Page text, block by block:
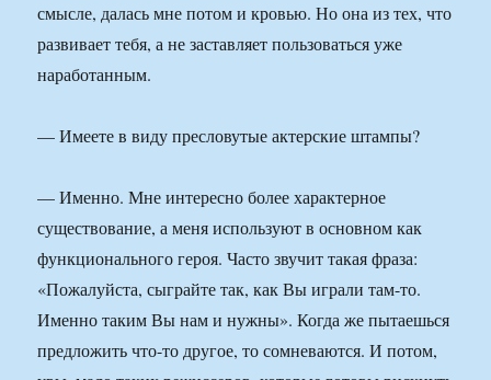
смысле, далась мне потом и кровью. Но она из тех, что
развивает тебя, а не заставляет пользоваться уже
наработанным.
— Имеете в виду пресловутые актерские штампы?
— Именно. Мне интересно более характерное
существование, а меня используют в основном как
функционального героя. Часто звучит такая фраза:
«Пожалуйста, сыграйте так, как Вы играли там-то.
Именно таким Вы нам и нужны». Когда же пытаешься
предложить что-то другое, то сомневаются. И потом,